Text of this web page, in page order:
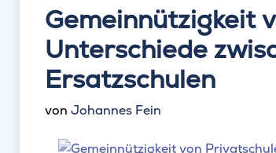
Gemeinnützigkeit
Unterschiede
Ersatzschulen
von Johannes Fein